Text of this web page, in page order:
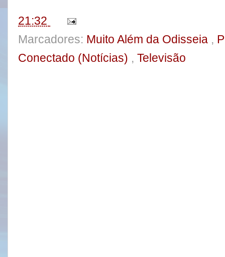
21:32
Marcadores: Muito Além da Odisseia ,
Conectado (Notícias) , Televisão